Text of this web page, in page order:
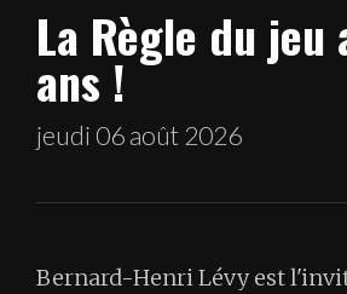
La Règle du jeu
ans !
jeudi 06 août 2026
Bernard-Henri Lévy est